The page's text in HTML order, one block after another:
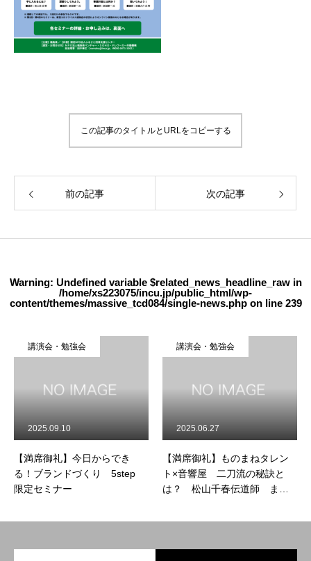
この記事のタイトルとURLをコピーする
前の記事 次の記事
Warning: Undefined variable $related_news_headline_raw in
/home/xs223075/incu.jp/public_html/wp-
content/themes/massive_tcd084/single-news.phpon line 239
講演会・勉強会
【満席御礼】今日からでき
る！ブランドづくり 5step
限定セミナー
2025.09.10
講演会・勉強会
【満席御礼】ものまねタレン
ト×音響屋 二刀流の秘訣と
は？ 松山千春伝道師 まっ
2025.06.27